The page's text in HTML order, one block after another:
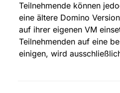
Teilnehmende können
eine ältere Domino
auf ihrer eigenen VM
Teilnehmenden auf eine
einigen, wird